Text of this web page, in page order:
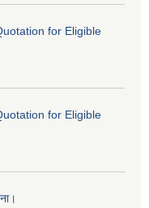
for Eligible
for Eligible